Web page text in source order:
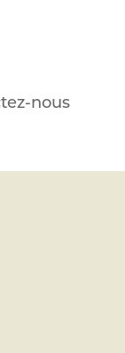
nous